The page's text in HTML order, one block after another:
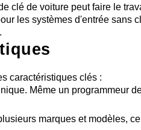
clé de voiture peut faire le
les systèmes d'entrée sans
caractéristiques clés :
Même un programmeur
marques et modèles,